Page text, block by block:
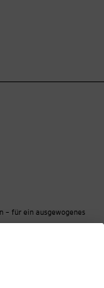
– für ein ausgewogenes